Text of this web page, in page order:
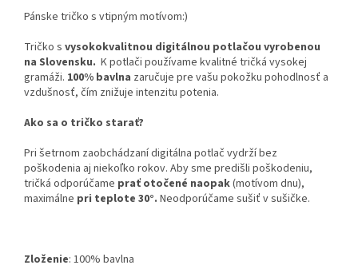
Pánske tričko s vtipným motívom:)
Tričko s vysokokvalitnou digitálnou potlačou vyrobenou
na Slovensku. K potlači používame kvalitné tričká vysokej
gramáži. 100% bavlna zaručuje pre vašu pokožku pohodlnosť a
vzdušnosť, čím znižuje intenzitu potenia.
Ako sa o tričko starať?
Pri šetrnom zaobchádzaní digitálna potlač vydrží bez
poškodenia aj niekoľko rokov. Aby sme predišli poškodeniu,
tričká odporúčame prať otočené naopak(motívom dnu),
maximálne pri teplote 30°. Neodporúčame sušiť v sušičke.
Zloženie: 100% bavlna